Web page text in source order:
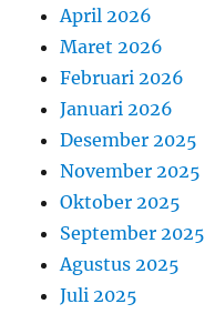
April 2026
Maret 2026
Februari 2026
Januari 2026
Desember 2025
November 2025
Oktober 2025
September 2025
Agustus 2025
Juli 2025